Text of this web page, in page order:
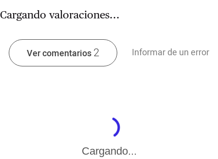
Cargando valoraciones...
Ver comentarios2 Informar de un error
Cargando...